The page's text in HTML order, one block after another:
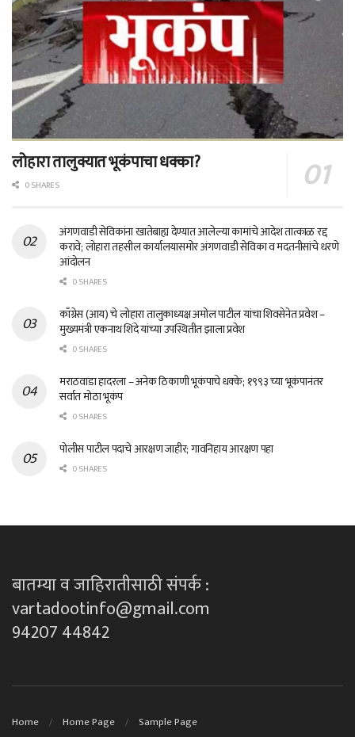
लोहारा तालुक्यात भूकंपाचा धक्का?
0 SHARES
अंगणवाडी सेविकांना खातेबाह्य देण्यात आलेल्या कामांचे आदेश तात्काळ रद्द
करावे; लोहारा तहसील कार्यालयासमोर अंगणवाडी सेविका व मदतनीसांचे धरणे
आंदोलन
0 SHARES
काँग्रेस (आय) चे लोहारा तालुकाध्यक्ष अमोल पाटील यांचा शिवसेनेत प्रवेश –
मुख्यमंत्री एकनाथ शिंदे यांच्या उपस्थितीत झाला प्रवेश
0 SHARES
मराठवाडा हादरला – अनेक ठिकाणी भूकंपाचे धक्के; १९९३ च्या भूकंपानंतर
सर्वात मोठा भूकंप
0 SHARES
पोलीस पाटील पदाचे आरक्षण जाहीर; गावनिहाय आरक्षण पहा
0 SHARES
बातम्या व जाहिरातीसाठी संपर्क :
vartadootinfo@gmail.com
94207 44842
Home Home Page Sample Page